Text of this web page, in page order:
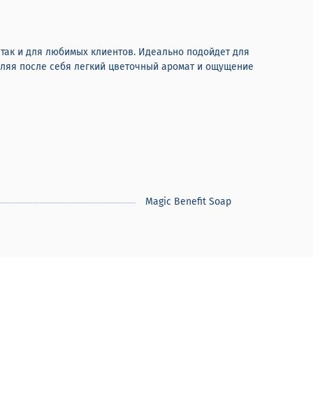
и для любимых клиентов. Идеально подойдет для
после себя легкий цветочный аромат и ощущение
Magic Benefit Soap